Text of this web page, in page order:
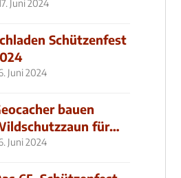
Juni 2024
Schützenfest
Juni 2024
bauen
für
MachMit! Wald
Juni 2024